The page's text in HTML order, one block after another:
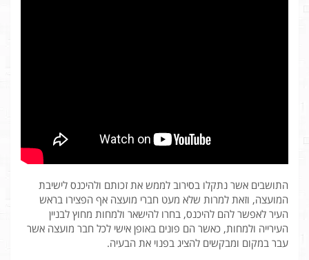
התושבים אשר נתקלו בסירוב לממש את זכותם ולהיכנס לישיבת
המועצה, וזאת למרות שלא מעט חברי מועצה אף הפצירו בראש
העיר לאפשר להם להיכנס, בחרו להישאר ולמחות מחוץ לבניין
העירייה ולמחות, כאשר הם פונים באופן אישי לכל חבר מועצה אשר
עבר במקום ומבקשים להציג בפנוי את הבעיה.